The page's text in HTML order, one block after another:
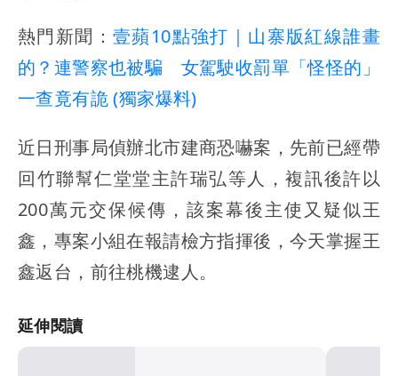
熱門新聞： 壹蘋10點強打｜山寨版紅線誰畫
的？連警察也被騙 女駕駛收罰單「怪怪的」
一查竟有詭 (獨家爆料)
近日刑事局偵辦北市建商恐嚇案，先前已經帶
回竹聯幫仁堂堂主許瑞弘等人，複訊後許以
200萬元交保候傳，該案幕後主使又疑似王
鑫，專案小組在報請檢方指揮後，今天掌握王
鑫返台，前往桃機逮人。
延伸閱讀